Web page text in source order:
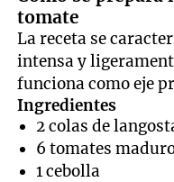
tomate
La receta se
intensa y
funciona como eje
Ingredientes
2 colas de
6 tomates
1 cebolla